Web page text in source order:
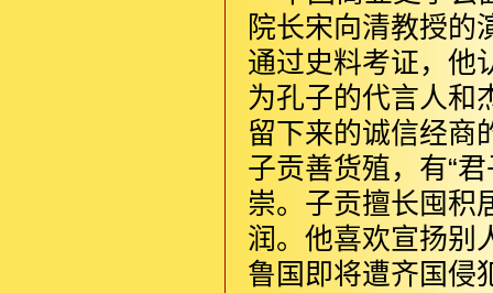
院长宋向清教授的
通过史料考证，他
为孔子的代言人和
留下来的诚信经商
子贡善货殖，有“
崇。子贡擅长囤积
润。他喜欢宣扬别
鲁国即将遭齐国侵